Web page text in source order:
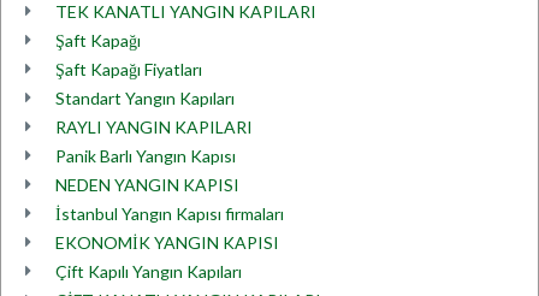
TEK KANATLI YANGIN KAPILARI
Şaft Kapağı
Şaft Kapağı Fiyatları
Standart Yangın Kapıları
RAYLI YANGIN KAPILARI
Panik Barlı Yangın Kapısı
NEDEN YANGIN KAPISI
İstanbul Yangın Kapısı firmaları
EKONOMİK YANGIN KAPISI
Çift Kapılı Yangın Kapıları